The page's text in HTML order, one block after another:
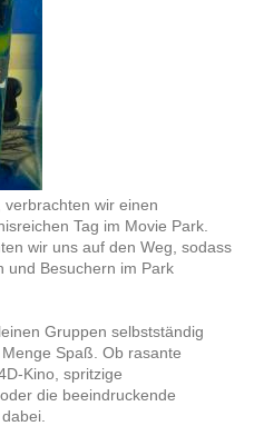
, verbrachten wir einen
Tag im Movie Park.
wir uns auf den Weg, sodass
und Besuchern im Park
Gruppen selbstständig
Spaß. Ob rasante
Kino, spritzige
die beeindruckende